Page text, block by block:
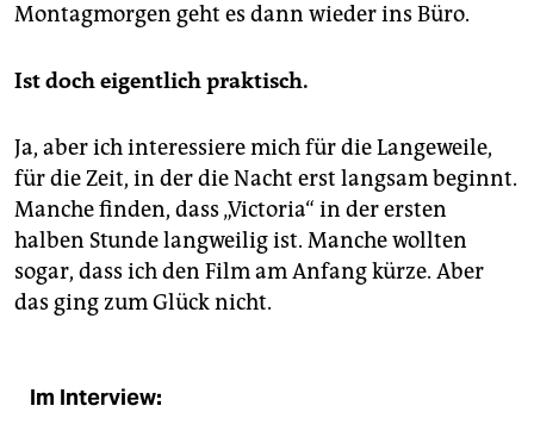
Montagmorgen geht es dann wieder ins Büro.
Ist doch eigentlich praktisch.
Ja, aber ich interessiere mich für die Langeweile,
für die Zeit, in der die Nacht erst langsam beginnt.
Manche finden, dass „Victoria“ in der ersten
halben Stunde langweilig ist. Manche wollten
sogar, dass ich den Film am Anfang kürze. Aber
das ging zum Glück nicht.
Im Interview: